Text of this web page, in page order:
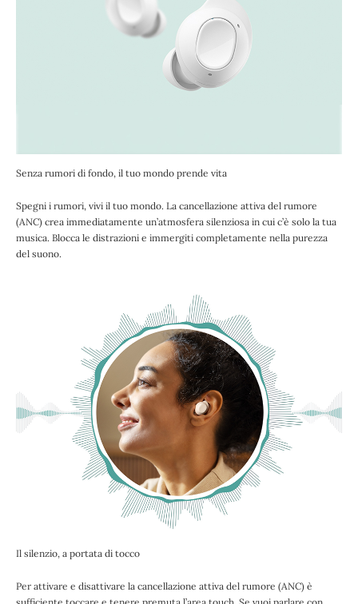
Senza rumori di fondo, il tuo mondo prende vita
Spegni i rumori, vivi il tuo mondo. La cancellazione attiva del rumore
(ANC) crea immediatamente un’atmosfera silenziosa in cui c’è solo la tua
musica. Blocca le distrazioni e immergiti completamente nella purezza
del suono.
Il silenzio, a portata di tocco
Per attivare e disattivare la cancellazione attiva del rumore (ANC) è